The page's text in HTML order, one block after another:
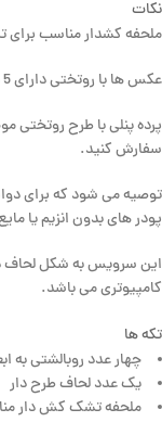
نکات
ملحفه کشدار مناسب برای تشک های
عکس ها با روتختی دارای 5 درصد اختلاف رنگ می باشد.
پرده پنلی با طرح روتختی
سفارش کنید.
پودر های بدون انزیم یا
این سرویس به شکل لحاف
کامپیوتری می باشد.
تکه ها
چهار عدد روبالشتی به ابعاد 50
یک عدد لحاف طرح دار
ملحفه تشک کش دار مناسب